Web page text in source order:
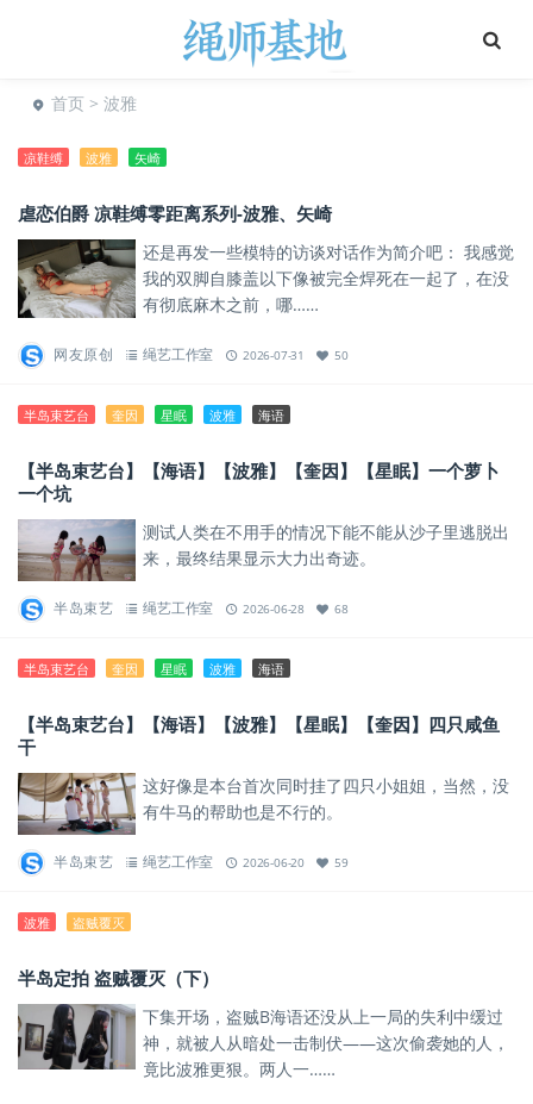
首页 > 波雅
凉鞋缚 波雅 矢崎
虐恋伯爵 凉鞋缚零距离系列-波雅、矢崎
还是再发一些模特的访谈对话作为简介吧： 我感觉
我的双脚自膝盖以下像被完全焊死在一起了，在没
有彻底麻木之前，哪……
网友原创 绳艺工作室 2026-07-31 50
半岛束艺台 奎因 星眠 波雅 海语
【半岛束艺台】【海语】【波雅】【奎因】【星眠】一个萝卜
一个坑
测试人类在不用手的情况下能不能从沙子里逃脱出
来，最终结果显示大力出奇迹。
半岛束艺 绳艺工作室 2026-06-28 68
半岛束艺台 奎因 星眠 波雅 海语
【半岛束艺台】【海语】【波雅】【星眠】【奎因】四只咸鱼
干
这好像是本台首次同时挂了四只小姐姐，当然，没
有牛马的帮助也是不行的。
半岛束艺 绳艺工作室 2026-06-20 59
波雅 盗贼覆灭
半岛定拍 盗贼覆灭（下）
下集开场，盗贼B海语还没从上一局的失利中缓过
神，就被人从暗处一击制伏——这次偷袭她的人，
竟比波雅更狠。两人一……